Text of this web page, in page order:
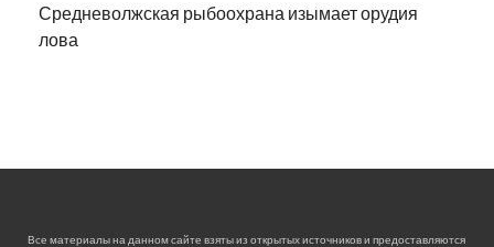
Средневолжская рыбоохрана изымает орудия
лова
Все материалы на данном сайте взяты из открытых источников и предоставляются